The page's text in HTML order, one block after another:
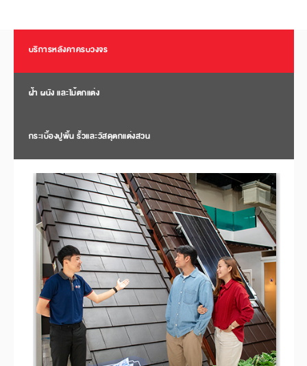
บริการหลังคาครบวงจร
ฝ้า ผนัง และไม้ตกแต่ง
กระเบื้องปูพื้น รั้วและวัสดุตกแต่งสวน